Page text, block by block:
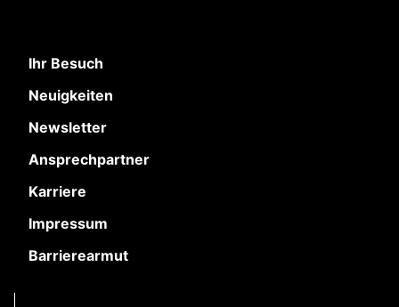
Ihr Besuch
Neuigkeiten
Newsletter
Ansprechpartner
Karriere
Impressum
Barrierearmut